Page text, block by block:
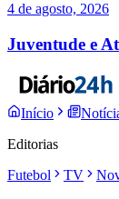
4 de agosto, 2026
Juventude e
Início
Editorias
Futebol
TV